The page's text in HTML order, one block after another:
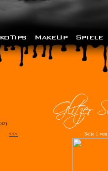
<<< Seite 1 von